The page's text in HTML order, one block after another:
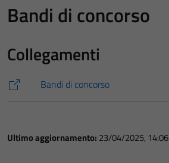
Bandi di concorso
Collegamenti
Bandi di concorso
Ultimo aggiornamento: 23/04/2025, 14:06